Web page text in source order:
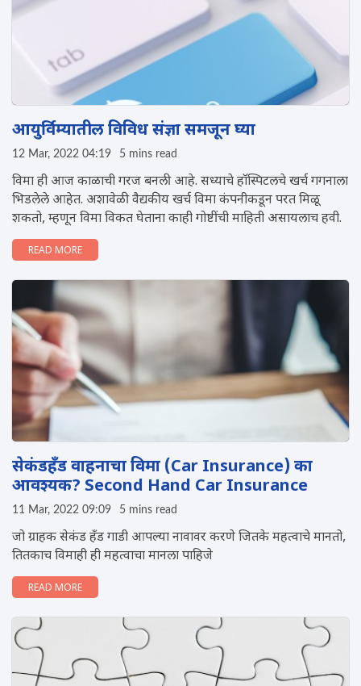
आयुर्विम्यातील विविध संज्ञा समजून घ्या
12 Mar, 2022 04:19 5 mins read
विमा ही आज काळाची गरज बनली आहे. सध्याचे हॉस्पिटलचे खर्च गगनाला
भिडलेले आहेत. अशावेळी वैद्यकीय खर्च विमा कंपनीकडून परत मिळू
शकतो, म्हणून विमा विकत घेताना काही गोष्टींची माहिती असायलाच हवी.
READ MORE
सेकंडहँड वाहनाचा विमा (Car Insurance) का
आवश्यक? Second Hand Car Insurance
11 Mar, 2022 09:09 5 mins read
जो ग्राहक सेकंड हँड गाडी आपल्या नावावर करणे जितके महत्वाचे मानतो,
तितकाच विमाही ही महत्वाचा मानला पाहिजे
READ MORE